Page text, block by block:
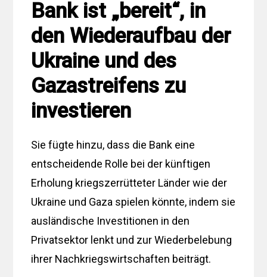
Bank ist „bereit“, in
den Wiederaufbau der
Ukraine und des
Gazastreifens zu
investieren
Sie fügte hinzu, dass die Bank eine
entscheidende Rolle bei der künftigen
Erholung kriegszerrütteter Länder wie der
Ukraine und Gaza spielen könnte, indem sie
ausländische Investitionen in den
Privatsektor lenkt und zur Wiederbelebung
ihrer Nachkriegswirtschaften beiträgt.